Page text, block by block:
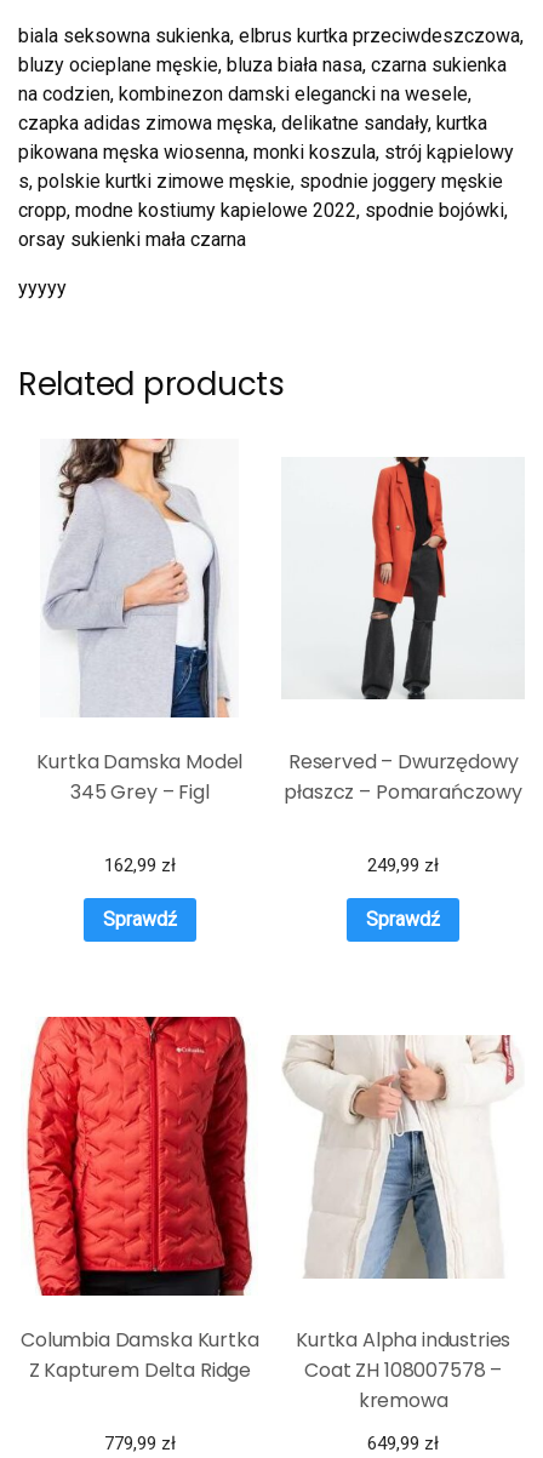
biala seksowna sukienka, elbrus kurtka przeciwdeszczowa,
bluzy ocieplane męskie, bluza biała nasa, czarna sukienka
na codzien, kombinezon damski elegancki na wesele,
czapka adidas zimowa męska, delikatne sandały, kurtka
pikowana męska wiosenna, monki koszula, strój kąpielowy
s, polskie kurtki zimowe męskie, spodnie joggery męskie
cropp, modne kostiumy kapielowe 2022, spodnie bojówki,
orsay sukienki mała czarna
yyyyy
Related products
Kurtka Damska Model
345 Grey – Figl
162,99 zł
Sprawdź
Reserved – Dwurzędowy
płaszcz – Pomarańczowy
249,99 zł
Sprawdź
Columbia Damska Kurtka
Z Kapturem Delta Ridge
779,99 zł
Kurtka Alpha industries
Coat ZH 108007578 –
kremowa
649,99 zł